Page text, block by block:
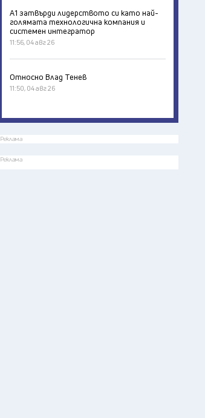
А1 затвърди лидерството си като най-
голямата технологична компания и
системен интегратор
11:56, 04 авг 26
Относно Влад Тенев
11:50, 04 авг 26
Реклама
Реклама